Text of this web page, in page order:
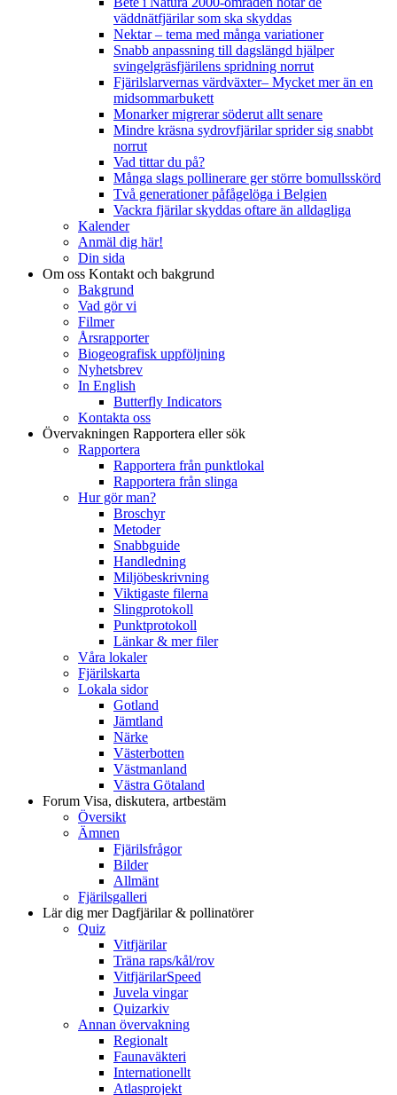
väddnätfjärilar som ska skyddas
Nektar – tema med många variationer
Snabb anpassning till dagslängd hjälper
svingelgräsfjärilens spridning norrut
Fjärilslarvernas värdväxter– Mycket mer än en
midsommarbukett
Monarker migrerar söderut allt senare
Mindre kräsna sydrovfjärilar sprider sig snabbt
norrut
Vad tittar du på?
Många slags pollinerare ger större bomullsskörd
Två generationer påfågelöga i Belgien
Vackra fjärilar skyddas oftare än alldagliga
Kalender
Anmäl dig här!
Din sida
Om oss Kontakt och bakgrund
Bakgrund
Vad gör vi
Filmer
Årsrapporter
Biogeografisk uppföljning
Nyhetsbrev
In English
Butterfly Indicators
Kontakta oss
Övervakningen Rapportera eller sök
Rapportera
Rapportera från punktlokal
Rapportera från slinga
Hur gör man?
Broschyr
Metoder
Snabbguide
Handledning
Miljöbeskrivning
Viktigaste filerna
Slingprotokoll
Punktprotokoll
Länkar & mer filer
Våra lokaler
Fjärilskarta
Lokala sidor
Gotland
Jämtland
Närke
Västerbotten
Västmanland
Västra Götaland
Forum Visa, diskutera, artbestäm
Översikt
Ämnen
Fjärilsfrågor
Bilder
Allmänt
Fjärilsgalleri
Lär dig merDagfjärilar & pollinatörer
Quiz
Vitfjärilar
Träna raps/kål/rov
VitfjärilarSpeed
Juvela vingar
Quizarkiv
Annan övervakning
Regionalt
Faunaväkteri
Internationellt
Atlasprojekt